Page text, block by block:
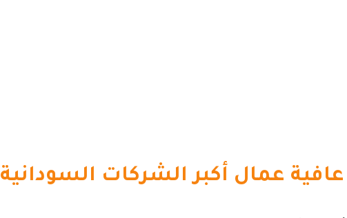
عمال أكبر الشركات السودانية